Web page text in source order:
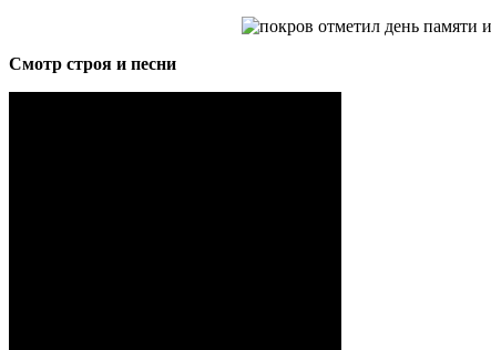
Смотр строя и песни